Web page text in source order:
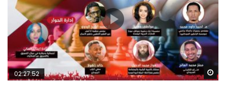
02:27:52